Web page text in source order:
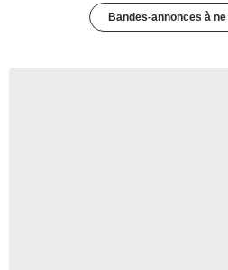
Bandes-annonces à